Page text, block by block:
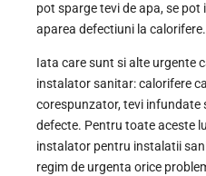
pot sparge tevi de apa, se
aparea defectiuni la calorifere.
Iata care sunt si alte urgente
instalator sanitar: calorifere
corespunzator, tevi infundate
defecte. Pentru toate aceste
instalator pentru instalatii
regim de urgenta orice